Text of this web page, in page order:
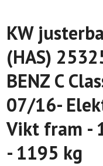
KW
(HAS)
BENZ C
07/16-
Vikt fram -
- 1195 kg